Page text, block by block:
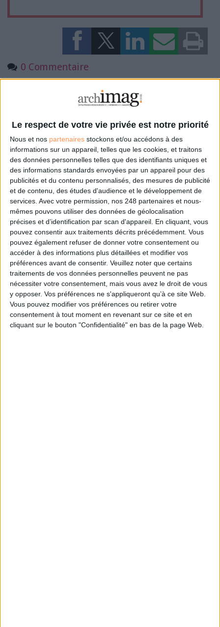
Le respect de votre vie privée est notre priorité
Nous et nos partenaires stockons et/ou accédons à des
informations sur un appareil, telles que les cookies, et traitons
des données personnelles telles que des identifiants uniques et
des informations standards envoyées par un appareil pour des
publicités et du contenu personnalisés, des mesures de publicité
et de contenu, des études d'audience et le développement de
services. Avec votre permission, nos 248 partenaires et nous-
mêmes pouvons utiliser des données de géolocalisation
précises et d’identification par scan d'appareil. En cliquant, vous
pouvez consentir aux traitements décrits précédemment. Vous
pouvez également refuser de donner votre consentement ou
accéder à des informations plus détaillées et modifier vos
préférences avant de consentir. Veuillez noter que certains
traitements de vos données personnelles peuvent ne pas
nécessiter votre consentement, mais vous avez le droit de vous
y opposer. Vos préférences ne s'appliqueront qu’à ce site Web.
Vous pouvez modifier vos préférences ou retirer votre
consentement à tout moment en revenant sur ce site et en
cliquant sur le bouton "Confidentialité" en bas de la page Web.
0 Commentaire
Connectez-vous inscrivez-vous pour publier un commentaire
À LIRE SUR ARCHIMAG
La maturité numérique des entreprises françaises
laisse à désirer
Le Bénin bascule dans la dématérialisation tous
azimuts
Cybersécurité, ce que chaque PME doit savoir et
faire